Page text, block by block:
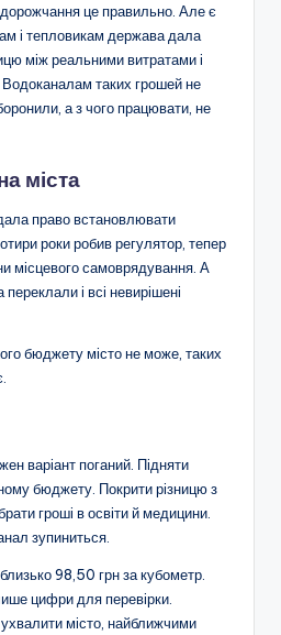
це правильно. Але є
і тепловикам держава дала
між реальними витратами і
таких грошей не
а з чого працювати, не
міста
право встановлювати
роки робив регулятор, тепер
місцевого самоврядування. А
і всі невирішені
бюджету місто не може, таких
варіант поганий. Підняти
бюджету. Покрити різницю з
гроші в освіти й медицини.
зупиниться.
98,50 грн за кубометр.
цифри для перевірки.
місто, найближчими